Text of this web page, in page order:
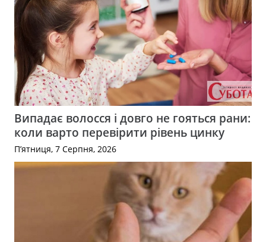
Випадає волосся і довго не гояться рани:
коли варто перевірити рівень цинку
П’ятниця, 7 Серпня, 2026